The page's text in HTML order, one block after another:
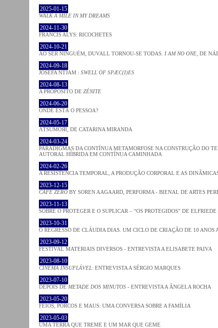
2025-01-15
WALK A MILE IN MY DREAMS
2024-11-30
FRANCIS ALYS: RICOCHETES
2024-10-21
AO SER NINGUÉM, DUVALL TORNOU-SE TODAS. I AM NO ONE , DE
2024-09-18
JOSÈFA NTJAM : SWELL OF SPÆC(I)ES
2024-08-13
A PROPÓSITO DE ZÉNITE
2024-06-20
ONDE ESTÁ O PESSOA?
2024-05-17
ΛƬSUMOЯI, DE CATARINA MIRANDA
2024-03-24
PARADIGMAS DA CONTÍNUA METAMORFOSE NA CONSTRUÇÃO DO
AUTORAL HÍBRIDA EM CONTÍNUA CAMINHADA
2024-02-26
A RESISTÊNCIA TEMPORAL, A PRODUÇÃO CORPORAL E AS
2023-12-15
CAFE ZERO BY SOREN AAGAARD, PERFORMA - BIENAL DE ARTES
2023-11-13
SOBRE O PROTEGER E O SUPLICAR – “OS PROTEGIDOS” DE
2023-10-31
O REGRESSO DE CLÁUDIA DIAS. UM CICLO DE CRIAÇÃO DE 10
2023-09-12
FESTIVAL MATERIAIS DIVERSOS - ENTREVISTA A ELISABETE PAIVA
2023-08-10
CINEMA INSUFLÁVEL: ENTREVISTA A SÉRGIO MARQUES
2023-07-10
DEPOIS DE METADE DOS MINUTOS - ENTREVISTA A ÂNGELA ROCHA
2023-05-20
FEIOS, PORCOS E MAUS: UMA CONVERSA SOBRE A FAMÍLIA
2023-05-03
UMA TERRA QUE TREME E UM MAR QUE GEME